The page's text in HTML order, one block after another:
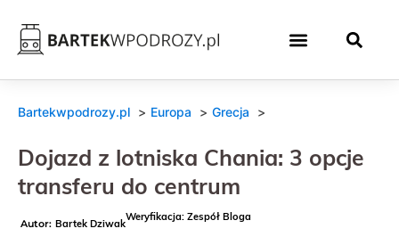
Bartekwpodrozy.pl Europa Grecja
Dojazd z lotniska Chania: 3 opcje
transferu do centrum
Bartek Dziwak
Weryfikacja: Zespół Bloga